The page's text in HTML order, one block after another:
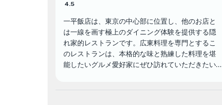
4.5
一平飯店は、東京の中心部に位置し、他のお店と
は一線を画す極上のダイニング体験を提供する隠
れ家的レストランです。広東料理を専門とするこ
のレストランは、本格的な味と熟練した料理を堪
能したいグルメ愛好家にぜひ訪れていただきたい